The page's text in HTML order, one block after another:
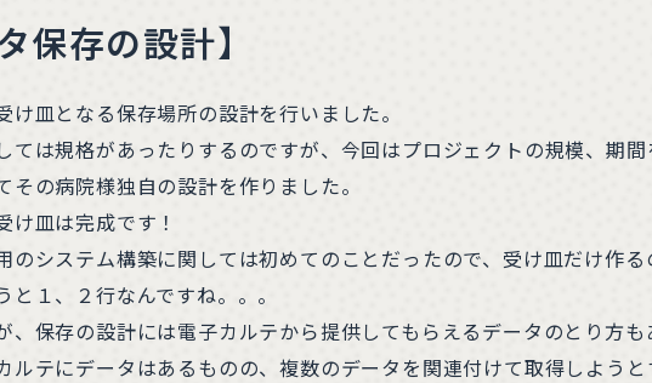
保存の設計】
け皿となる保存場所の設計を行いました。
ては規格があったりするのですが、今回はプロジェクトの規模、期
その病院様独自の設計を作りました。
け皿は完成です！
システム構築に関しては初めてのことだったので、受け皿だけ作る
と１、２行なんですね。。。
、保存の設計には電子カルテから提供してもらえるデータのとり方
ルテにデータはあるものの、複数のデータを関連付けて取得しよう